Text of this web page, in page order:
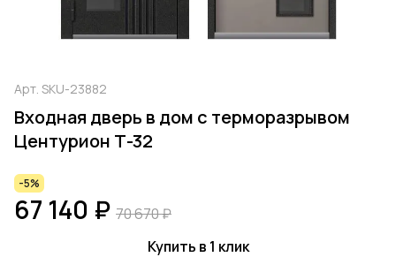
Арт. SKU-23882
Входная дверь в дом с терморазрывом
Центурион Т-32
-5%
67 140 ₽ 70 670 ₽
Купить в 1 клик